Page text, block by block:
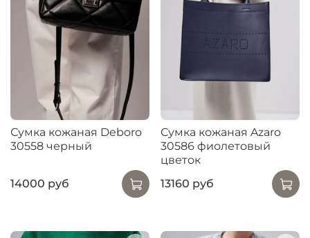
Сумка кожаная Deboro
30558 черный
14000 руб
Сумка кожаная Azaro
30586 фиолетовый
цветок
13160 руб